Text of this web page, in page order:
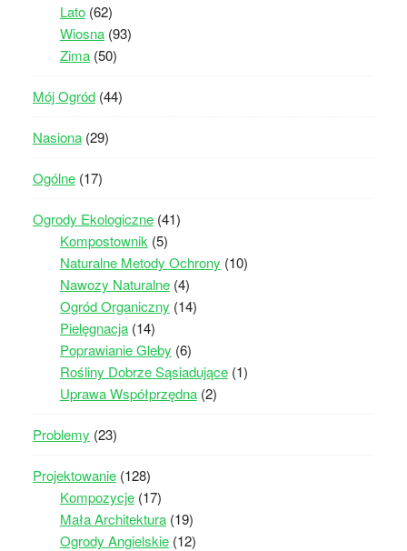
Lato(62)
Wiosna(93)
Zima(50)
Mój Ogród(44)
Nasiona(29)
Ogólne(17)
Ogrody Ekologiczne(41)
Kompostownik (5)
Naturalne Metody Ochrony (10)
Nawozy Naturalne(4)
Ogród Organiczny (14)
Pielęgnacja(14)
Poprawianie Gleby (6)
Rośliny Dobrze Sąsiadujące(1)
Uprawa Współprzędna(2)
Problemy (23)
Projektowanie(128)
Kompozycje(17)
Mała Architektura(19)
Ogrody Angielskie(12)